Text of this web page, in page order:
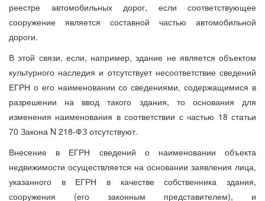
реестре автомобильных дорог, если соответствующее
сооружение является составной частью автомобильной
дороги.
В этой связи, если, например, здание не является объектом
культурного наследия и отсутствует несоответствие сведений
ЕГРН о его наименовании со сведениями, содержащимися в
разрешении на ввод такого здания, то основания для
изменения наименования в соответствии с частью 18 статьи
70 Закона N 218-ФЗ отсутствуют.
Внесение в ЕГРН сведений о наименовании объекта
недвижимости осуществляется на основании заявления лица,
указанного в ЕГРН в качестве собственника здания,
сооружения (его законным представителем), и